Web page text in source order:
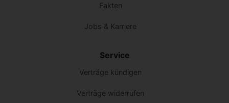
Fakten
Jobs & Karriere
Service
Verträge kündigen
Verträge widerrufen